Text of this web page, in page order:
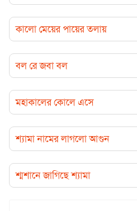
কালো মেয়ের পায়ের তলায়
বল রে জবা বল
মহাকালের কোলে এসে
শ্যামা নামের লাগলো আগুন
শ্মশানে জাগিছে শ্যামা